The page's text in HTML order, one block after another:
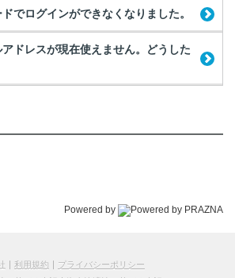
でログインができなくなりました。
ドレスが現在使えません。どうした
Powered by
利用規約
プライバシーポリシー